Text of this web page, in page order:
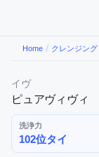
Home / クレンジング
イヴ
ピュアヴィヴィ
洗浄力
102位タイ